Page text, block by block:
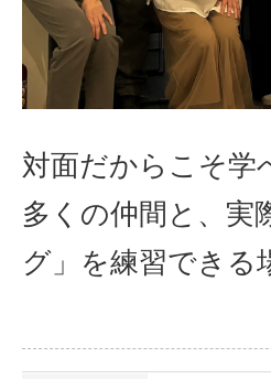
対面だからこそ学
多くの仲間と、実
グ」を練習できる